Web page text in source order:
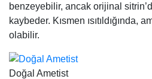
benzeyebilir, ancak orijinal
kaybeder. Kısmen ısıtıldığında,
olabilir.
Doğal Ametist